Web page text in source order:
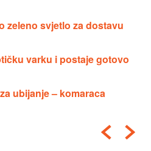
zeleno svjetlo za dostavu
varku i postaje gotovo
ubijanje – komaraca